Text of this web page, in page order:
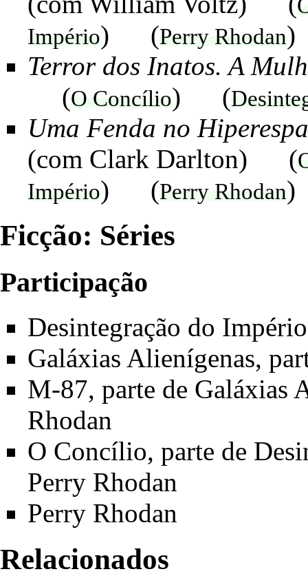
Império) (Perry Rhodan)
Terror dos Inatos. A
(O Concílio) (
Uma Fenda no
(com Clark Darlton) (
Império) (Perry Rhodan)
Ficção: Séries
Participação
Desintegração do Império
Galáxias Alienígenas,
M-87, parte de Galáxias
Rhodan
O Concílio, parte de
Perry Rhodan
Perry Rhodan
Relacionados